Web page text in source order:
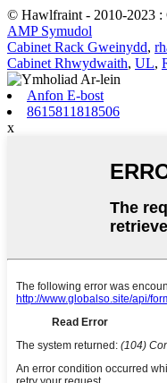
© Hawlfraint - 2010-2023 :
AMP Symudol
Cabinet Rack Gweinydd,
Cabinet Rhwydwaith, UL,
Anfon E-bost
8615811818506
x